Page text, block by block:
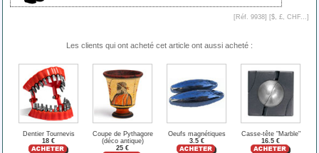
[Réf. 9938] [$, £, CHF... ]
Les clients qui ont acheté cet article ont aussi acheté :
Dentier Tournevis
18 €
Coupe de Pythagore
(déco antique)
25 €
Oeufs magnétiques
3.5 €
Casse-tête "Marble"
16.5 €